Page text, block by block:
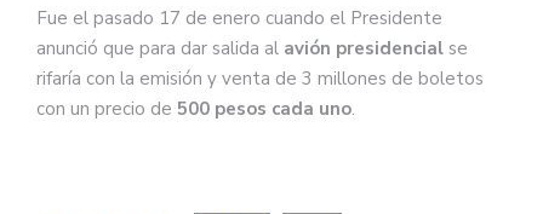
Fue el pasado 17 de enero cuando el Presidente
anunció que para dar salida al avión presidencial se
rifaría con la emisión y venta de 3 millones de boletos
con un precio de 500 pesos cada uno.